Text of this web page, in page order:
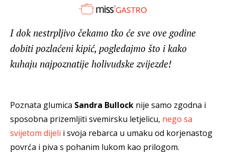
I dok nestrpljivo čekamo tko će sve ove godine
dobiti pozlaćeni kipić, pogledajmo što i kako
kuhaju najpoznatije holivudske zvijezde!
Poznata glumica Sandra Bullock nije samo zgodna i
sposobna prizemljiti svemirsku letjelicu, nego sa
svijetom dijeli i svoja rebarca u umaku od korjenastog
povrća i piva s pohanim lukom kao prilogom.